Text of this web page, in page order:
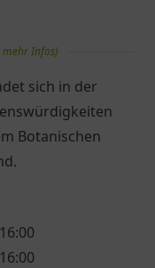
Infos)
sich in der
Botanischen